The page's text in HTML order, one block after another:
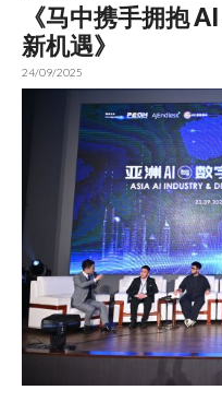
《马中携手拥抱
新机遇》
24/09/2025